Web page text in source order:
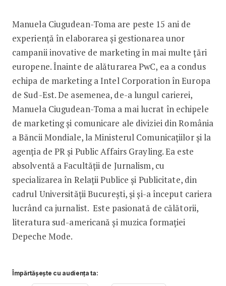
Manuela Ciugudean-Toma are peste 15 ani de
experienţă în elaborarea şi gestionarea unor
campanii inovative de marketing în mai multe ţări
europene. Înainte de alăturarea PwC, ea a condus
echipa de marketing a Intel Corporation în Europa
de Sud-Est. De asemenea, de-a lungul carierei,
Manuela Ciugudean-Toma a mai lucrat în echipele
de marketing şi comunicare ale diviziei din România
a Băncii Mondiale, la Ministerul Comunicaţiilor şi la
agenţia de PR şi Public Affairs Grayling. Ea este
absolventă a Facultăţii de Jurnalism, cu
specializarea în Relaţii Publice şi Publicitate, din
cadrul Universităţii Bucureşti, şi şi-a început cariera
lucrând ca jurnalist. Este pasionată de călătorii,
literatura sud-americană şi muzica formaţiei
Depeche Mode.
Împărtășește cu audiența ta: